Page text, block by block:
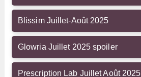
Blissim Juillet-Août 2025
Glowria Juillet 2025 spoiler
Prescription Lab Juillet Août 2025